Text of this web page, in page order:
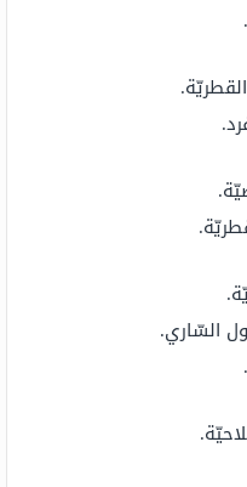
السّاري.